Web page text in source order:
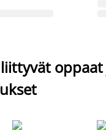
oppaat